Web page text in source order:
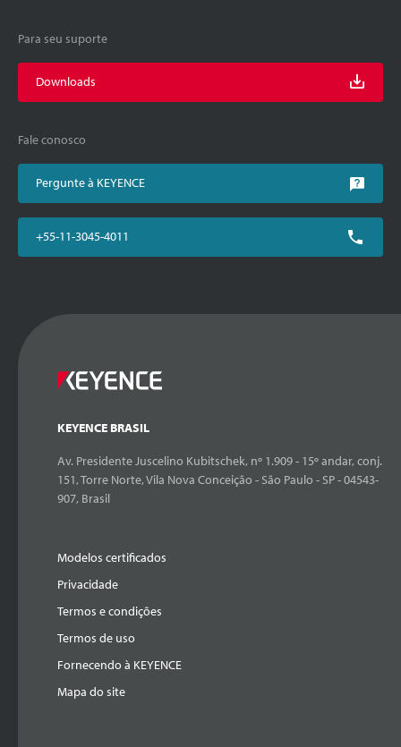
Para seu suporte
Downloads
Fale conosco
Pergunte à KEYENCE
+55-11-3045-4011
KEYENCE BRASIL
Av. Presidente Juscelino Kubitschek, nº 1.909 - 15º andar, conj.
151, Torre Norte, Vila Nova Conceição - São Paulo - SP - 04543-
907, Brasil
Modelos certificados
Privacidade
Termos e condições
Termos de uso
Fornecendo à KEYENCE
Mapa do site